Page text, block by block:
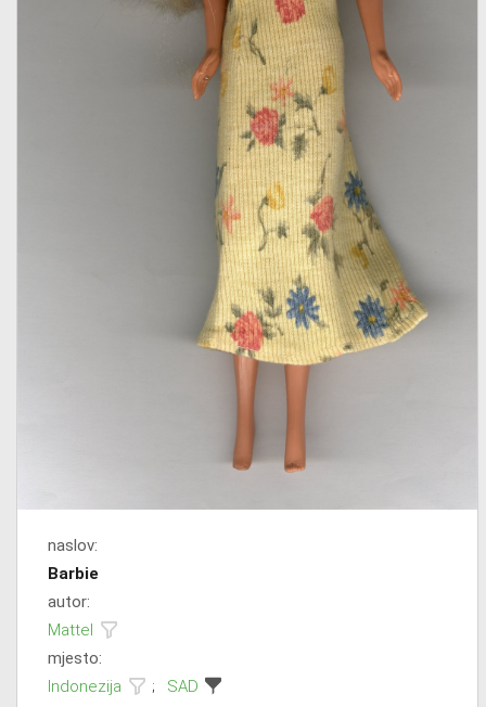
naslov:
Barbie
autor:
Mattel
mjesto:
Indonezija
;
SAD